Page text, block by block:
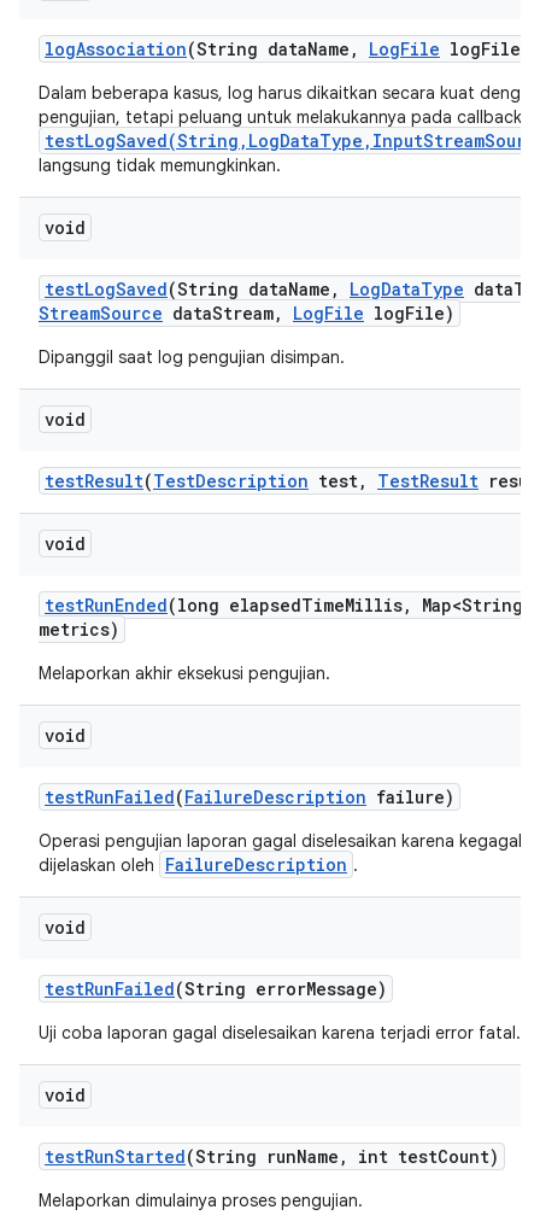
logAssociation(String dataName , LogFile logFile)
Dalam beberapa kasus, log harus dikaitkan secara kuat
pengujian, tetapi peluang untuk melakukannya pada callback
langsung tidak memungkinkan.
void
testLogSaved(String dataName , LogDataType data
StreamSource dataStream, LogFile logFile)
Dipanggil saat log pengujian disimpan.
void
testResult(TestDescription test, TestResult
void
testRunEnded(long elapsedTimeMillis, Map<String
metrics)
Melaporkan akhir eksekusi pengujian.
void
testRunFailed(FailureDescription failure)
Operasi pengujian laporan gagal diselesaikan karena
dijelaskan oleh
FailureDescription .
void
testRunFailed(String errorMessage)
Uji coba laporan gagal diselesaikan karena terjadi error fatal.
void
testRunStarted(String runName , int testCount)
Melaporkan dimulainya proses pengujian.